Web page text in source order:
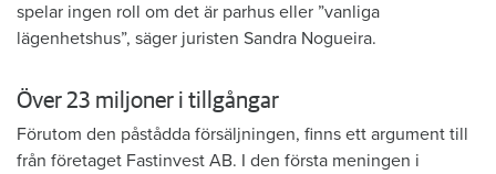
spelar ingen roll om det är parhus eller ”vanliga
lägenhetshus”, säger juristen Sandra Nogueira.
Över 23 miljoner i tillgångar
Förutom den påstådda försäljningen, finns ett argument till
från företaget Fastinvest AB. I den första meningen i